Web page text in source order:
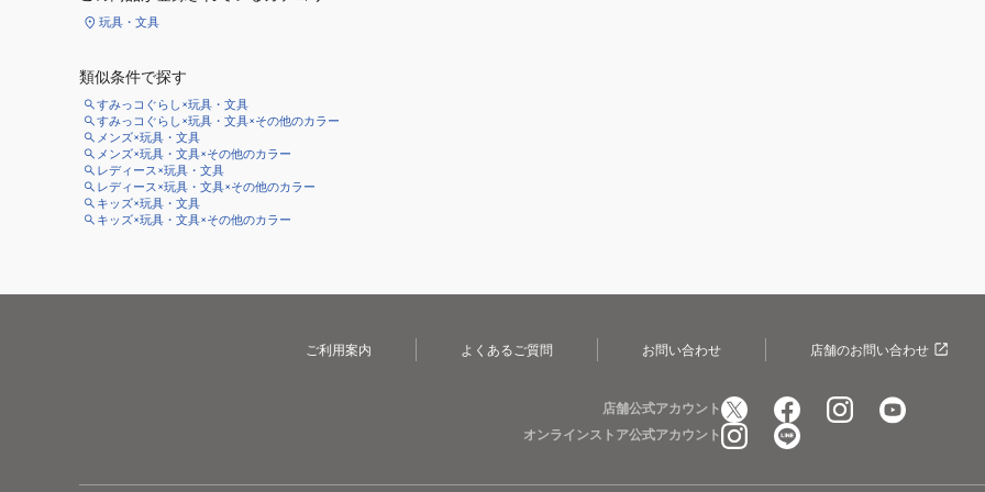
玩具・文具
類似条件で探す
すみっコぐらし×玩具・文具
すみっコぐらし×玩具・文具×その他のカラー
メンズ×玩具・文具
メンズ×玩具・文具×その他のカラー
レディース×玩具・文具
レディース×玩具・文具×その他のカラー
キッズ×玩具・文具
キッズ×玩具・文具×その他のカラー
ご利用案内 よくあるご質問 お問い合わせ 店舗のお問い合わせ
店舗公式アカウント
オンラインストア公式アカウント